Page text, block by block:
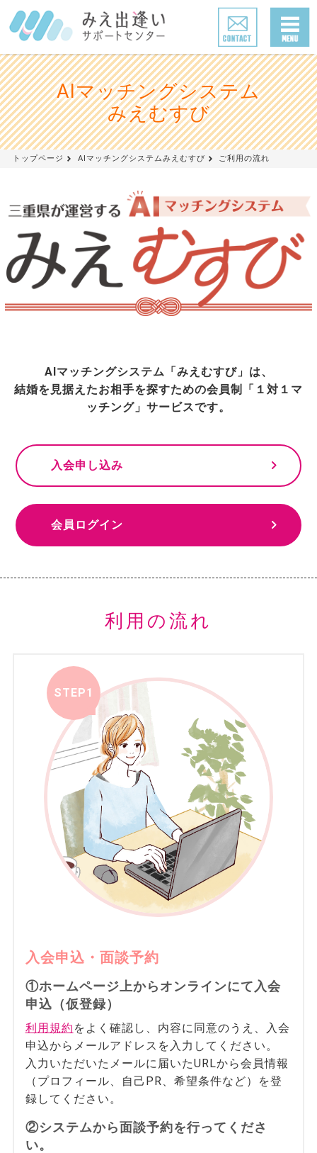
AIマッチングシステム
みえむすび
トップページ AIマッチングシステムみえむすび ご利用の流れ
AIマッチングシステム「みえむすび」は、
結婚を見据えたお相手を探すための会員制「１対１マ
ッチング」サービスです。
入会申し込み keyboard_arrow_right
会員ログイン keyboard_arrow_right
利用の流れ
STEP1
入会申込・面談予約
①ホームページ上からオンラインにて入会
申込（仮登録）
利用規約 をよく確認し、内容に同意のうえ、入会
申込からメールアドレスを入力してください。
入力いただいたメールに届いたURLから会員情報
（プロフィール、自己PR、希望条件など）を登
録してください。
②システムから面談予約を行ってくださ
い。